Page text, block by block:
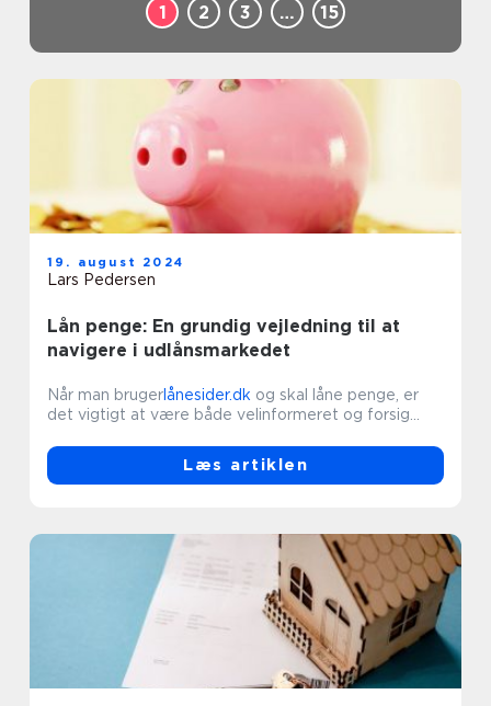
1 2 3 … 15
Lån penge: En grundig vejledning til at
navigere i udlånsmarkedet
19. august 2024
Lars Pedersen
Når man brugerlånesider.dk og skal låne penge, er
det vigtigt at være både velinformeret og forsig...
Læs artiklen